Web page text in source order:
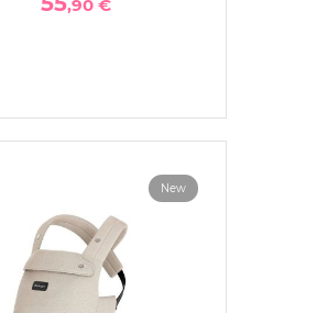
,90 €
New